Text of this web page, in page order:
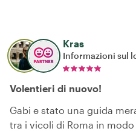
Kras
Informazioni sul
Volentieri di nuovo!
Gabi e stato una guida
tra i vicoli di Roma in